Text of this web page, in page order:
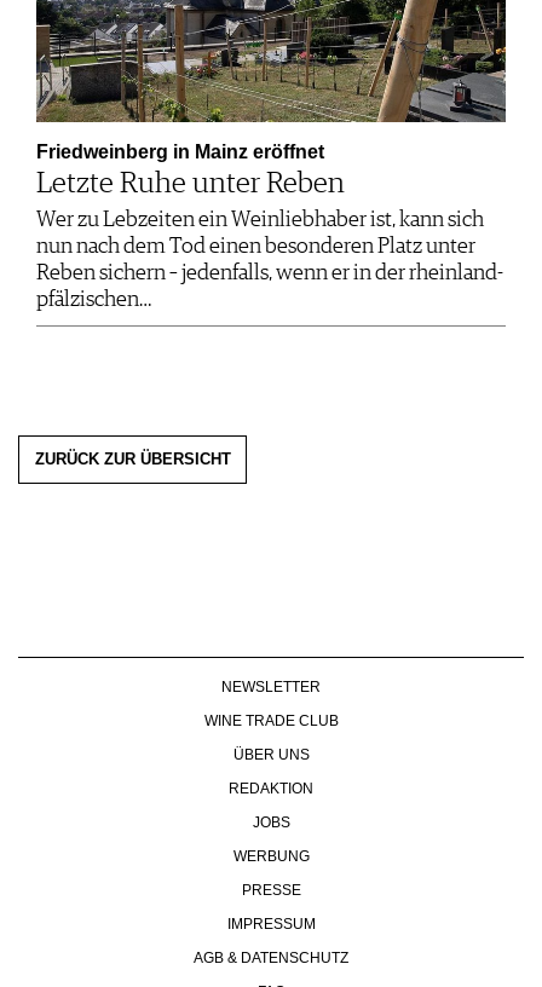
Friedweinberg in Mainz eröffnet
Letzte Ruhe unter Reben
Wer zu Lebzeiten ein Weinliebhaber ist, kann sich
nun nach dem Tod einen besonderen Platz unter
Reben sichern – jedenfalls, wenn er in der rheinland-
pfälzischen…
ZURÜCK ZUR ÜBERSICHT
NEWSLETTER
WINE TRADE CLUB
ÜBER UNS
REDAKTION
JOBS
WERBUNG
PRESSE
IMPRESSUM
AGB & DATENSCHUTZ